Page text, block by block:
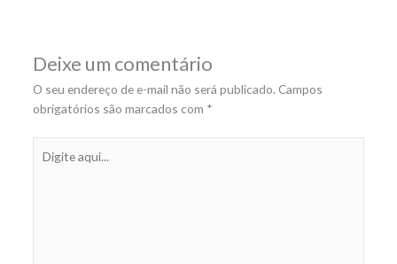
Deixe um comentário
O seu endereço de e-mail não será publicado. Campos
obrigatórios são marcados com *
aqui...